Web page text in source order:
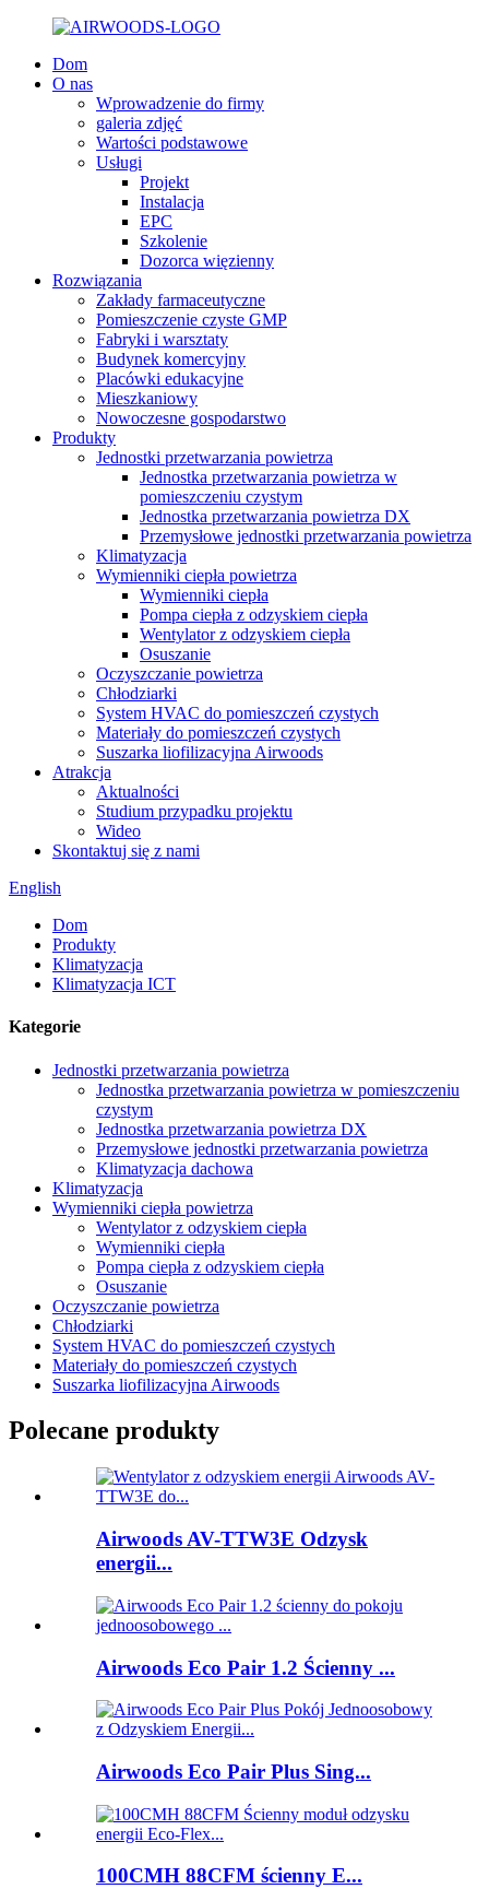
Dom
O nas
Wprowadzenie do firmy
galeria zdjęć
Wartości podstawowe
Usługi
Projekt
Instalacja
EPC
Szkolenie
Dozorca więzienny
Rozwiązania
Zakłady farmaceutyczne
Pomieszczenie czyste GMP
Fabryki i warsztaty
Budynek komercyjny
Placówki edukacyjne
Mieszkaniowy
Nowoczesne gospodarstwo
Produkty
Jednostki przetwarzania powietrza
Jednostka przetwarzania powietrza w
pomieszczeniu czystym
Jednostka przetwarzania powietrza DX
Przemysłowe jednostki przetwarzania powietrza
Klimatyzacja
Wymienniki ciepła powietrza
Wymienniki ciepła
Pompa ciepła z odzyskiem ciepła
Wentylator z odzyskiem ciepła
Osuszanie
Oczyszczanie powietrza
Chłodziarki
System HVAC do pomieszczeń czystych
Materiały do ​​pomieszczeń czystych
Suszarka liofilizacyjna Airwoods
Atrakcja
Aktualności
Studium przypadku projektu
Wideo
Skontaktuj się z nami
English
Dom
Produkty
Klimatyzacja
Klimatyzacja ICT
Kategorie
Jednostki przetwarzania powietrza
Jednostka przetwarzania powietrza w pomieszczeniu
czystym
Jednostka przetwarzania powietrza DX
Przemysłowe jednostki przetwarzania powietrza
Klimatyzacja dachowa
Klimatyzacja
Wymienniki ciepła powietrza
Wentylator z odzyskiem ciepła
Wymienniki ciepła
Pompa ciepła z odzyskiem ciepła
Osuszanie
Oczyszczanie powietrza
Chłodziarki
System HVAC do pomieszczeń czystych
Materiały do ​​pomieszczeń czystych
Suszarka liofilizacyjna Airwoods
Polecane produkty
Airwoods AV-TTW3E Odzysk
energii...
Airwoods Eco Pair 1.2 Ścienny ...
Airwoods Eco Pair Plus Sing...
100CMH 88CFM ścienny E...